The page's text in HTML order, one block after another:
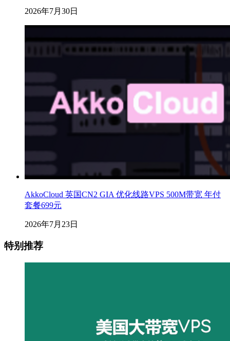
2026年7月30日
AkkoCloud 英国CN2 GIA 优化线路VPS 500M带宽 年付
套餐699元
2026年7月23日
特别推荐